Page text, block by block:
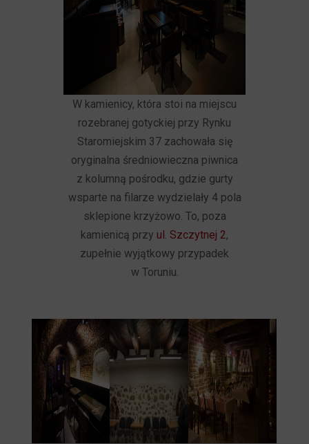
W kamienicy, która stoi na miejscu
rozebranej gotyckiej przy Rynku
Staromiejskim 37 zachowała się
oryginalna średniowieczna piwnica
z kolumną pośrodku, gdzie gurty
wsparte na filarze wydzielały 4 pola
sklepione krzyżowo. To, poza
kamienicą przy ul. Szczytnej 2,
zupełnie wyjątkowy przypadek
w Toruniu.